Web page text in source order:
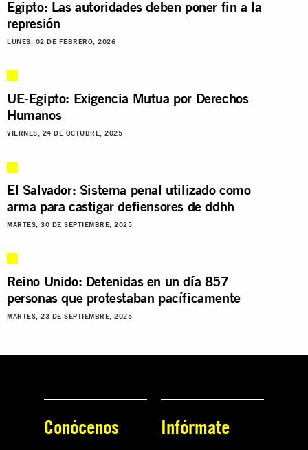
Egipto: Las autoridades deben poner fin a la
represión
LUNES, 02 DE FEBRERO, 2026
UE-Egipto: Exigencia Mutua por Derechos
Humanos
VIERNES, 24 DE OCTUBRE, 2025
El Salvador: Sistema penal utilizado como
arma para castigar defiensores de ddhh
MARTES, 30 DE SEPTIEMBRE, 2025
Reino Unido: Detenidas en un día 857
personas que protestaban pacíficamente
MARTES, 23 DE SEPTIEMBRE, 2025
Conócenos Infórmate